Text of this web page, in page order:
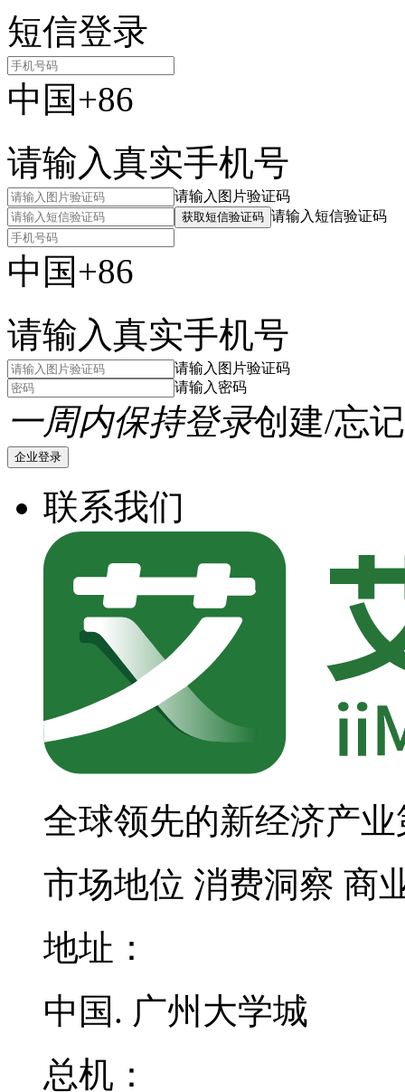
短信登录
中国+86
请输入真实手机号
请输入图片验证码
获取短信验证码 请输入短信验证码
中国+86
请输入真实手机号
请输入图片验证码
请输入密码
一周内保持登录创建/忘
企业登录
联系我们
全球领先的新经济产
市场地位 消费洞察 商
地址：
中国. 广州大学城
总机：